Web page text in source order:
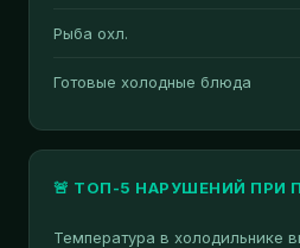
Рыба охл.
Готовые холодные блюда
🚨 ТОП-5 НАРУШЕНИЙ ПРИ
Температура в холодильнике